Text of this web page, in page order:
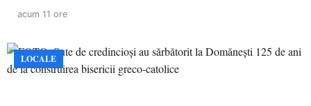
acum 11 ore
LOCALE